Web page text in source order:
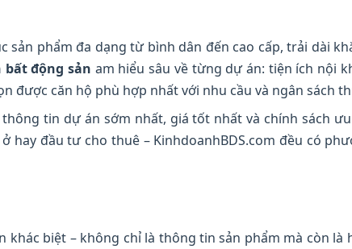
sản phẩm đa dạng từ bình dân đến cao cấp, trải dài
động sản am hiểu sâu về từng dự án: tiện ích nội
được căn hộ phù hợp nhất với nhu cầu và ngân sách
tin dự án sớm nhất, giá tốt nhất và chính sách
hay đầu tư cho thuê – KinhdoanhBDS.com đều có
biệt – không chỉ là thông tin sản phẩm mà còn là